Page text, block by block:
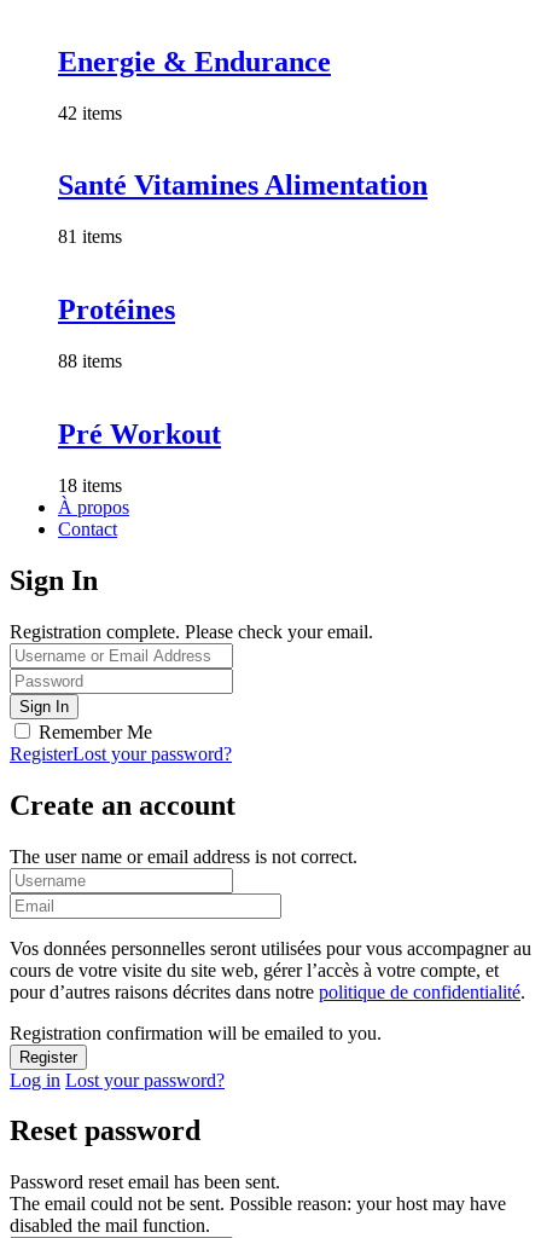
Energie & Endurance
42 items
Santé Vitamines Alimentation
81 items
Protéines
88 items
Pré Workout
18 items
À propos
Contact
Sign In
Registration complete. Please check your email.
Remember Me
RegisterLost your password?
Create an account
The user name or email address is not correct.
Vos données personnelles seront utilisées pour vous accompagner au
cours de votre visite du site web, gérer l’accès à votre compte, et
pour d’autres raisons décrites dans notre politique de confidentialité.
Registration confirmation will be emailed to you.
Log in Lost your password?
Reset password
Password reset email has been sent.
The email could not be sent. Possible reason: your host may have
disabled the mail function.